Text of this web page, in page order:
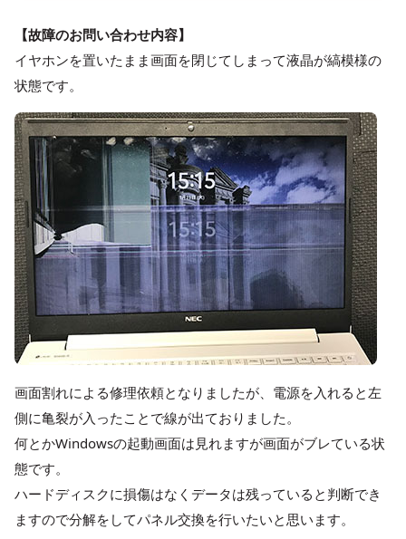
【故障のお問い合わせ内容】
イヤホンを置いたまま画面を閉じてしまって液晶が縞模様の
状態です。
画面割れによる修理依頼となりましたが、電源を入れると左
側に亀裂が入ったことで線が出ておりました。
何とかWindowsの起動画面は見れますが画面がブレている状
態です。
ハードディスクに損傷はなくデータは残っていると判断でき
ますので分解をしてパネル交換を行いたいと思います。